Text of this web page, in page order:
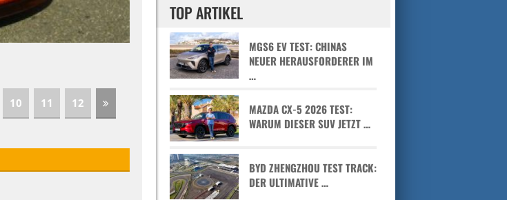
10 11 12
TOP ARTIKEL
MGS6 EV TEST: CHINAS
NEUER HERAUSFORDERER IM
…
MAZDA CX-5 2026 TEST:
WARUM DIESER SUV JETZT …
BYD ZHENGZHOU TEST TRACK:
DER ULTIMATIVE …